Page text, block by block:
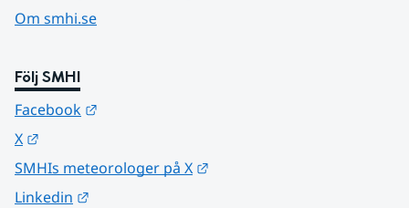
Om smhi.se
Följ SMHI
Facebook
X
SMHIs meteorologer på X
Linkedin